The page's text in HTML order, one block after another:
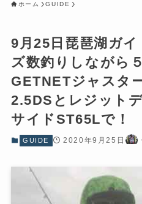
ホーム GUIDE
9月25日琵琶湖ガ
ズ数釣りしながら
GETNETジャスタ
2.5DSとレジット
サイドST65Lで！
GUIDE 2020年9月25日